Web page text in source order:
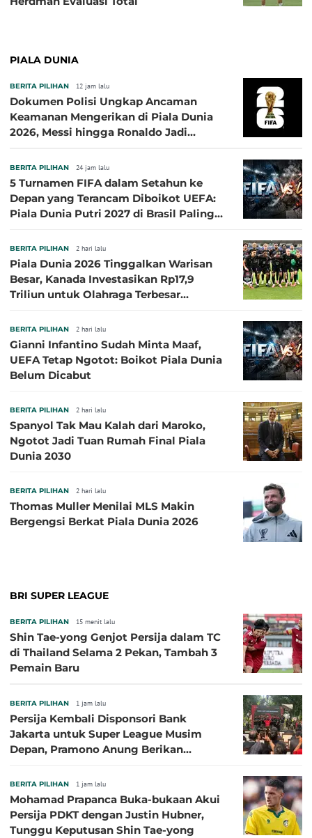
PIALA DUNIA
BERITA PILIHAN 12 jam lalu
Dokumen Polisi Ungkap Ancaman
Keamanan Mengerikan di Piala Dunia
2026, Messi hingga Ronaldo Jadi
BERITA PILIHAN 24 jam lalu
5 Turnamen FIFA dalam Setahun ke
Depan yang Terancam Diboikot UEFA:
Piala Dunia Putri 2027 di Brasil Paling
BERITA PILIHAN 2 hari lalu
Piala Dunia 2026 Tinggalkan Warisan
Besar, Kanada Investasikan Rp17,9
Triliun untuk Olahraga Terbesar
BERITA PILIHAN 2 hari lalu
Gianni Infantino Sudah Minta Maaf,
UEFA Tetap Ngotot: Boikot Piala Dunia
Belum Dicabut
BERITA PILIHAN 2 hari lalu
Spanyol Tak Mau Kalah dari Maroko,
Ngotot Jadi Tuan Rumah Final Piala
Dunia 2030
BERITA PILIHAN 2 hari lalu
Thomas Muller Menilai MLS Makin
Bergengsi Berkat Piala Dunia 2026
BRI SUPER LEAGUE
BERITA PILIHAN 15 menit lalu
Shin Tae-yong Genjot Persija dalam TC
di Thailand Selama 2 Pekan, Tambah 3
Pemain Baru
BERITA PILIHAN 1 jam lalu
Persija Kembali Disponsori Bank
Jakarta untuk Super League Musim
Depan, Pramono Anung Berikan
BERITA PILIHAN 1 jam lalu
Mohamad Prapanca Buka-bukaan Akui
Persija PDKT dengan Justin Hubner,
Tunggu Keputusan Shin Tae-yong